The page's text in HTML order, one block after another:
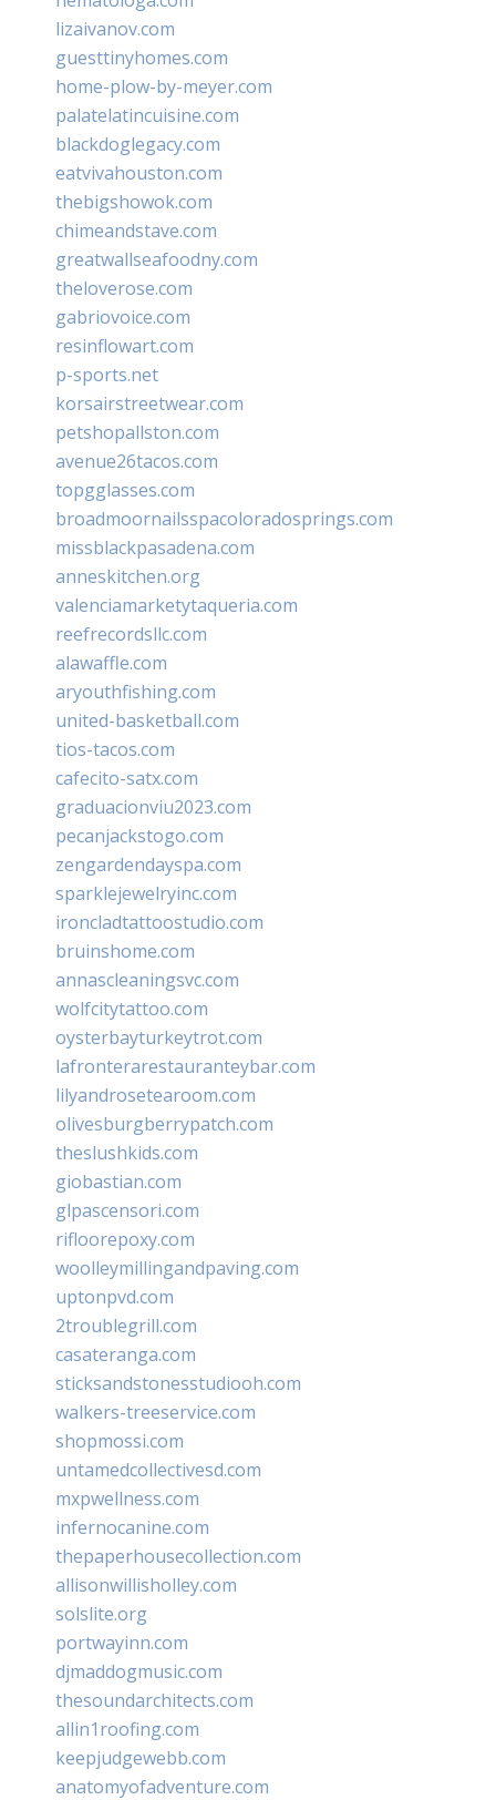
lizaivanov.com
guesttinyhomes.com
home-plow-by-meyer.com
palatelatincuisine.com
blackdoglegacy.com
eatvivahouston.com
thebigshowok.com
chimeandstave.com
greatwallseafoodny.com
theloverose.com
gabriovoice.com
resinflowart.com
p-sports.net
korsairstreetwear.com
petshopallston.com
avenue26tacos.com
topgglasses.com
broadmoornailsspacoloradosprings.com
missblackpasadena.com
anneskitchen.org
valenciamarketytaqueria.com
reefrecordsllc.com
alawaffle.com
aryouthfishing.com
united-basketball.com
tios-tacos.com
cafecito-satx.com
graduacionviu2023.com
pecanjackstogo.com
zengardendayspa.com
sparklejewelryinc.com
ironcladtattoostudio.com
bruinshome.com
annascleaningsvc.com
wolfcitytattoo.com
oysterbayturkeytrot.com
lafronterarestauranteybar.com
lilyandrosetearoom.com
olivesburgberrypatch.com
theslushkids.com
giobastian.com
glpascensori.com
rifloorepoxy.com
woolleymillingandpaving.com
uptonpvd.com
2troublegrill.com
casateranga.com
sticksandstonesstudiooh.com
walkers-treeservice.com
shopmossi.com
untamedcollectivesd.com
mxpwellness.com
infernocanine.com
thepaperhousecollection.com
allisonwillisholley.com
solslite.org
portwayinn.com
djmaddogmusic.com
thesoundarchitects.com
allin1roofing.com
keepjudgewebb.com
anatomyofadventure.com